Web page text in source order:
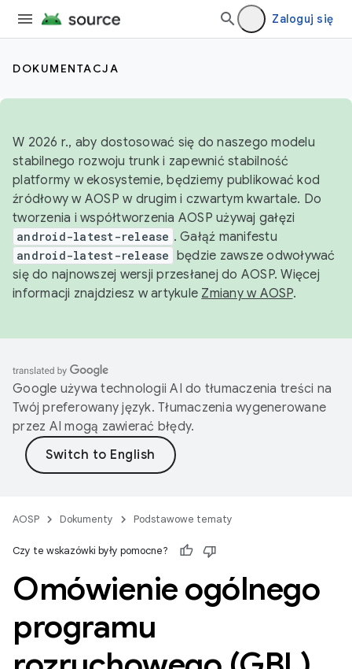
Zaloguj się
DOKUMENTACJA
W 2026 r., aby dostosować się do naszego modelu
stabilnego rozwoju trunk i zapewnić stabilność
platformy w ekosystemie, będziemy publikować kod
źródłowy w AOSP w drugim i czwartym kwartale. Do
tworzenia i współtworzenia AOSP używaj gałęzi
android-latest-release . Gałąź manifestu
android-latest-release będzie zawsze odwoływać
się do najnowszej wersji przesłanej do AOSP. Więcej
informacji znajdziesz w artykule Zmiany w AOSP.
Google używa technologii AI do tłumaczenia treści na
Twój preferowany język. Tłumaczenia wygenerowane
przez AI mogą zawierać błędy.
AOSP Dokumenty Podstawowe tematy
Czy te wskazówki były pomocne?
Omówienie ogólnego
programu